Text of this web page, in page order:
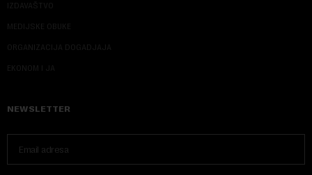
IZDAVAŠTVO
MEDIJSKE OBUKE
ORGANIZACIJA DOGADJAJA
EKONOM I JA
NEWSLETTER